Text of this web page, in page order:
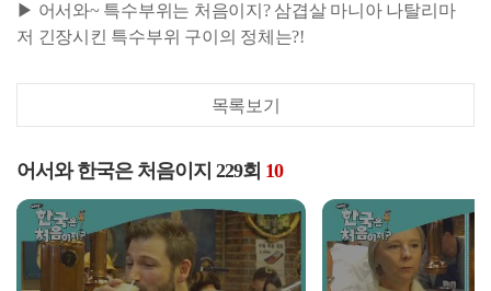
▶ 어서와~ 특수부위는 처음이지? 삼겹살 마니아 나탈리마
저 긴장시킨 특수부위 구이의 정체는?!
목록보기
어서와 한국은 처음이지 229회 10